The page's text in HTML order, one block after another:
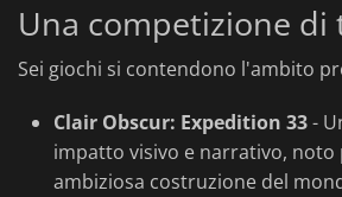
Una competizione di
Sei giochi si contendono l'ambito
Clair Obscur: Expedition 33-
impatto visivo e narrativo, noto
ambiziosa costruzione del